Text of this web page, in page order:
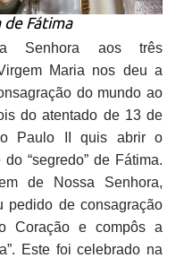
de Fátima
Senhora aos três
Maria nos deu a
do mundo ao
do atentado de 13 de
Paulo II quis abrir o
“segredo” de Fátima.
de Nossa Senhora,
pedido de consagração
Coração e compôs a
Este foi celebrado na